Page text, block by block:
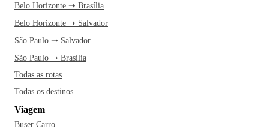
Belo Horizonte ➝ Brasília
Belo Horizonte ➝ Salvador
São Paulo ➝ Salvador
São Paulo ➝ Brasília
Todas as rotas
Todas os destinos
Viagem
Buser Carro